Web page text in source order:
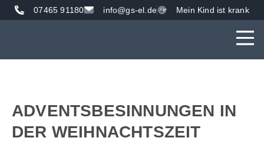
07465 91180 info@gs-el.de Mein Kind ist krank
ADVENTSBESINNUNGEN IN
DER WEIHNACHTSZEIT